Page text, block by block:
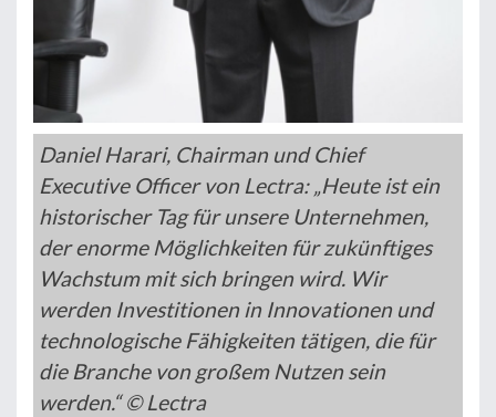
Daniel Harari, Chairman und Chief
Executive Officer von Lectra: „Heute ist ein
historischer Tag für unsere Unternehmen,
der enorme Möglichkeiten für zukünftiges
Wachstum mit sich bringen wird. Wir
werden Investitionen in Innovationen und
technologische Fähigkeiten tätigen, die für
die Branche von großem Nutzen sein
werden.“ © Lectra